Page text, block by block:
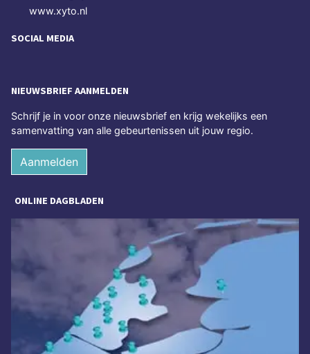
www.xyto.nl
SOCIAL MEDIA
NIEUWSBRIEF AANMELDEN
Schrijf je in voor onze nieuwsbrief en krijg wekelijks een
samenvatting van alle gebeurtenissen uit jouw regio.
Aanmelden
ONLINE DAGBLADEN